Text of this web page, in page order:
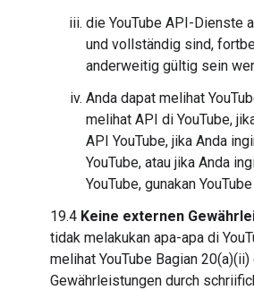
die YouTube API-Dienste
und vollständig sind,
anderweitig gültig sein
Anda dapat melihat
melihat API di YouTube,
API YouTube, jika Anda
YouTube, atau jika Anda
YouTube, gunakan
19.4 Keine externen
tidak melakukan apa-apa di
melihat YouTube Bagian
Gewährleistungen durch